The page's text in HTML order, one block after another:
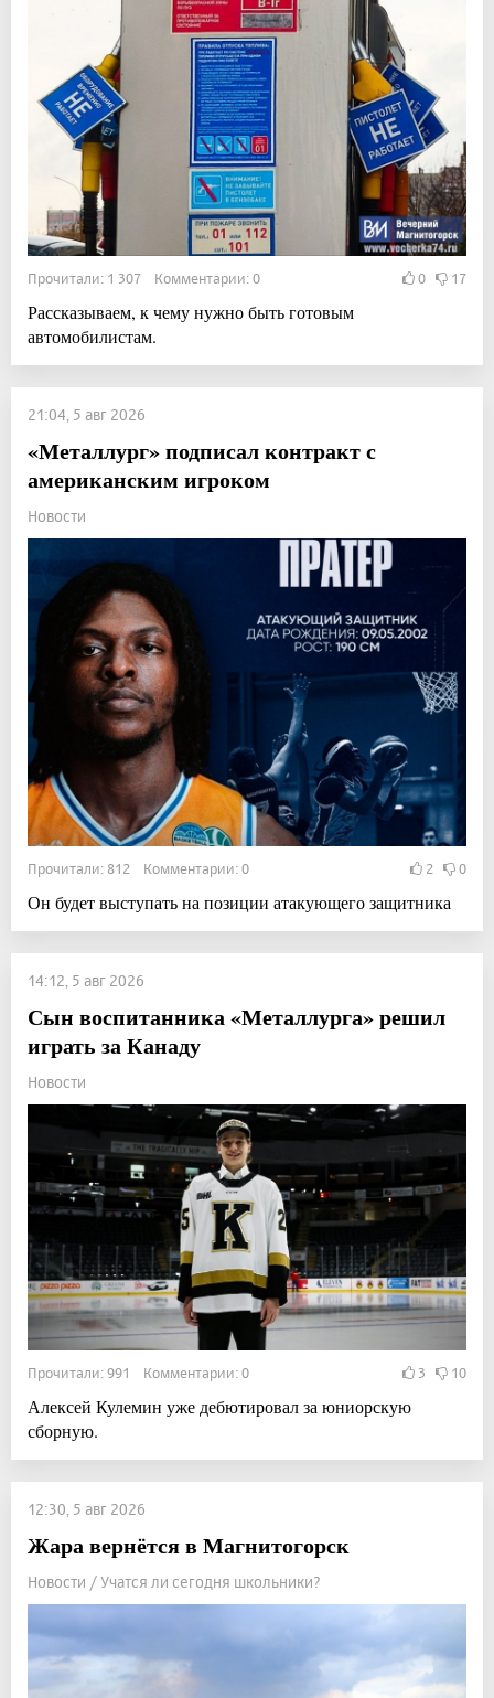
Прочитали: 1 307 Комментарии: 0 0 17
Рассказываем, к чему нужно быть готовым
автомобилистам.
21:04, 5 авг 2026
«Металлург» подписал контракт с
американским игроком
Новости
Прочитали: 812 Комментарии: 0 2 0
Он будет выступать на позиции атакующего защитника
14:12, 5 авг 2026
Сын воспитанника «Металлурга» решил
играть за Канаду
Новости
Прочитали: 991 Комментарии: 0 3 10
Алексей Кулемин уже дебютировал за юниорскую
сборную.
12:30, 5 авг 2026
Жара вернётся в Магнитогорск
Новости / Учатся ли сегодня школьники?